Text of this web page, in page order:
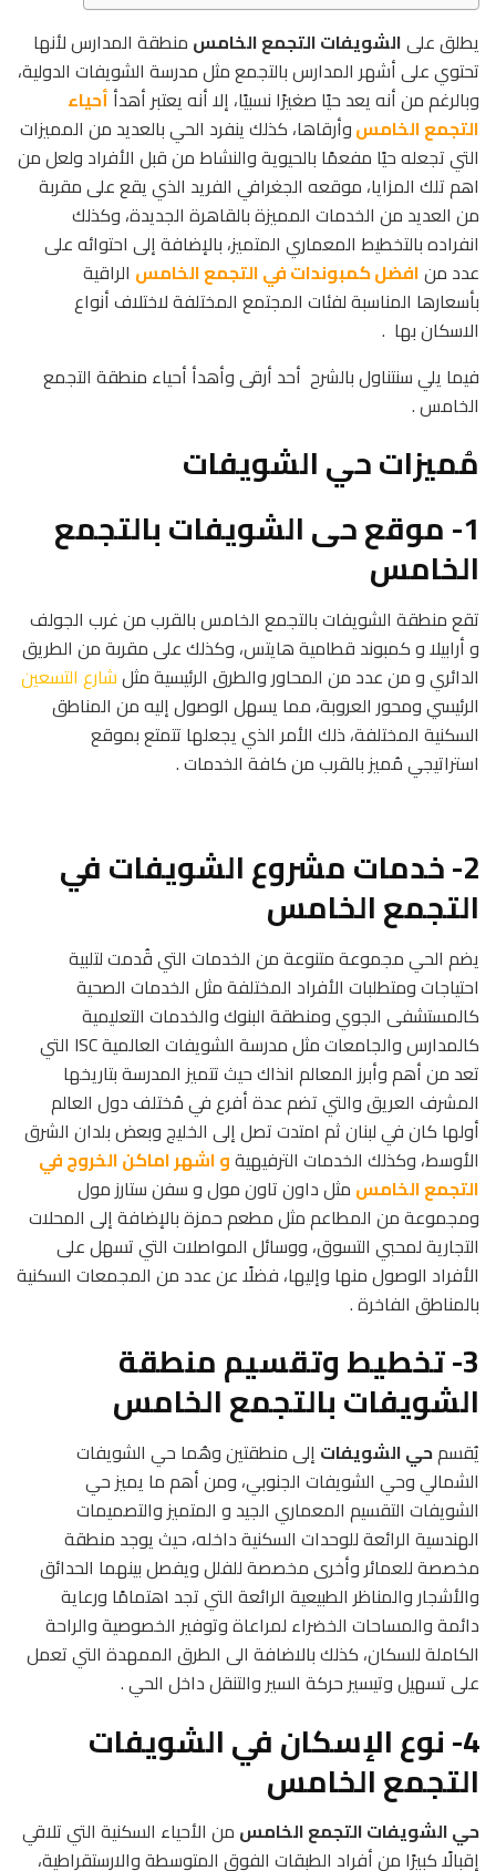
يطلق علىالشويفات التجمع الخامس منطقة المدارس لأنها
تحتوي على أشهر المدارس بالتجمع مثل مدرسة الشويفات الدولية،
وبالرغم من أنه يعد حيًا صغيرًا نسبيًا، إلا أنه يعتبر أهدأ أحياء
التجمع الخامسوأرقاها، كذلك ينفرد الحي بالعديد من المميزات
التي تجعله حيًا مفعمًا بالحيوية والنشاط من قبل الأفراد ولعل من
اهم تلك المزايا، موقعه الجغرافي الفريد الذي يقع على مقربة
من العديد من الخدمات المميزة بالقاهرة الجديدة، وكذلك
انفراده بالتخطيط المعماري المتميز، بالإضافة إلى احتوائه على
عدد منافضل كمبوندات في التجمع الخامس الراقية
بأسعارها المناسبة لفئات المجتمع المختلفة لاختلاف أنواع
الاسكان بها .
فيما يلي سنتناول بالشرح أحد أرقى وأهدأ أحياء منطقة التجمع
الخامس .
مُميزات حي الشويفات
1- موقع حى الشويفات بالتجمع
الخامس
تقع منطقة الشويفات بالتجمع الخامس بالقرب من غرب الجولف
و أرابيلا و كمبوند قطامية هايتس، وكذلك على مقربة من الطريق
الدائري و من عدد من المحاور والطرق الرئيسية مثلشارع التسعين
الرئيسي ومحور العروبة، مما يسهل الوصول إليه من المناطق
السكنية المختلفة، ذلك الأمر الذي يجعلها تتمتع بموقع
استراتيجي مُميز بالقرب من كافة الخدمات .
2- خدمات مشروع الشويفات في
التجمع الخامس
يضم الحي مجموعة متنوعة من الخدمات التي قُدمت لتلبية
احتياجات ومتطلبات الأفراد المختلفة مثل الخدمات الصحية
كالمستشفى الجوي ومنطقة البنوك والخدمات التعليمية
كالمدارس والجامعات مثل مدرسة الشويفات العالمية ISC التي
تعد من أهم وأبرز المعالم انذاك حيث تتميز المدرسة بتاريخها
المشرف العريق والتي تضم عدة أفرع في مُختلف دول العالم
أولها كان في لبنان ثم امتدت تصل إلى الخليج وبعض بلدان الشرق
الأوسط، وكذلك الخدمات الترفيهيةو اشهر اماكن الخروج في
التجمع الخامس مثل داون تاون مول و سفن ستارز مول
ومجموعة من المطاعم مثل مطعم حمزة بالإضافة إلى المحلات
التجارية لمحبي التسوق، ووسائل المواصلات التي تسهل على
الأفراد الوصول منها وإليها، فضلًا عن عدد من المجمعات السكنية
بالمناطق الفاخرة .
3- تخطيط وتقسيم منطقة
الشويفات بالتجمع الخامس
يُقسمحي الشويفات إلى منطقتين وهُما حي الشويفات
الشمالي وحي الشويفات الجنوبي، ومن أهم ما يميز حي
الشويفات التقسيم المعماري الجيد و المتميز والتصميمات
الهندسية الرائعة للوحدات السكنية داخله، حيث يوجد منطقة
مخصصة للعمائر وأخرى مخصصة للفلل ويفصل بينهما الحدائق
والأشجار والمناظر الطبيعية الرائعة التي تجد اهتمامًا ورعاية
دائمة والمساحات الخضراء لمراعاة وتوفير الخصوصية والراحة
الكاملة للسكان، كذلك بالاضافة الى الطرق الممهدة التي تعمل
على تسهيل وتيسير حركة السير والتنقل داخل الحي .
4- نوع الإسكان في الشويفات
التجمع الخامس
حي الشويفات التجمع الخامس من الأحياء السكنية التي تلاقي
إقبالًا كبيرًا من أفراد الطبقات الفوق المتوسطة والارستقراطية،